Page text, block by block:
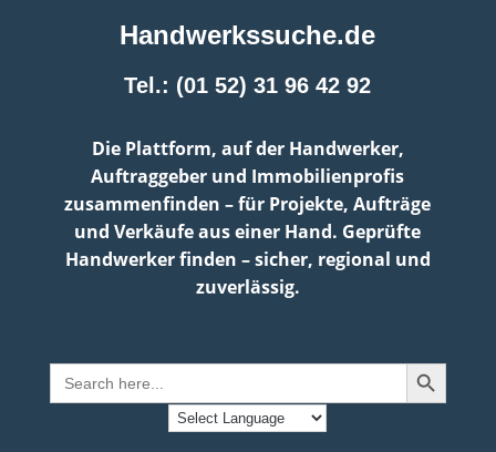
Handwerkssuche.de
Tel.: (01 52) 31 96 42 92
Die Plattform, auf der Handwerker,
Auftraggeber und Immobilienprofis
zusammenfinden – für Projekte, Aufträge
und Verkäufe aus einer Hand. Geprüfte
Handwerker finden – sicher, regional und
zuverlässig.
Search
for:
Search Button